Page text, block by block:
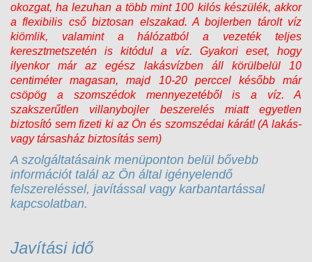
okozgat, ha lezuhan a több mint 100 kilós készülék, akkor
a flexibilis cső biztosan elszakad. A bojlerben tárolt víz
kiömlik, valamint a hálózatból a vezeték teljes
keresztmetszetén is kitódul a víz. Gyakori eset, hogy
ilyenkor már az egész lakásvízben áll körülbelül 10
centiméter magasan, majd 10-20 perccel később már
csöpög a szomszédok mennyezetéből is a víz. A
szakszerűtlen villanybojler beszerelés miatt egyetlen
biztosító sem fizeti ki az Ön és szomszédai kárát! (A lakás-
vagy társasház biztosítás sem)
A szolgáltatásaink menüponton belül bővebb
információt talál az Ön által igényelendő
felszereléssel, javítással vagy karbantartással
kapcsolatban.
Javítási idő